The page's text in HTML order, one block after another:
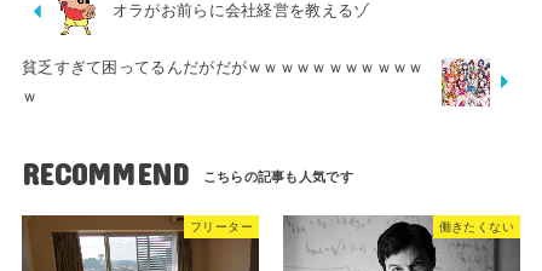
オラがお前らに会社経営を教えるゾ
貧乏すぎて困ってるんだがだがｗｗｗｗｗｗｗｗｗｗｗ
ｗ
RECOMMEND
フリーター 働きたくない